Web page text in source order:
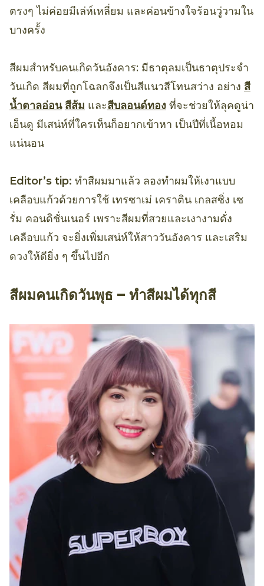
ตรงๆ ไม่ค่อยมีเล่ห์เหลี่ยม และค่อนข้างใจร้อนวู่วามใน
บางครั้ง
สีผมสำหรับคนเกิดวันอังคาร: มีธาตุลมเป็นธาตุประจำ
วันเกิด สีผมที่ถูกโฉลกจึงเป็นสีแนวสีโทนสว่าง อย่าง สี
น้ำตาลอ่อน สีส้ม และสีบลอนด์ทอง ที่จะช่วยให้ลุคดูน่า
เอ็นดู มีเสน่ห์ที่ใครเห็นก็อยากเข้าหา เป็นปีที่เนื้อหอม
แน่นอน
Editor’s tip: ทำสีผมมาแล้ว ลองทำผมให้เงาแบบ
เคลือบแก้วด้วยการใช้ เทรซาเม่ เคราติน เกลสซิ่ง เซ
รั่ม คอนดิชั่นเนอร์ เพราะสีผมที่สวยและเงางามดั่ง
เคลือบแก้ว จะยิ่งเพิ่มเสน่ห์ให้สาววันอังคาร และเสริม
ดวงให้ดียิ่ง ๆ ขึ้นไปอีก
สีผมคนเกิดวันพุธ – ทำสีผมได้ทุกสี